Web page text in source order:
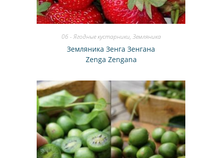
06 - Ягодные кустарники, Земляника
Земляника Зенга Зенгана
Zenga Zengana